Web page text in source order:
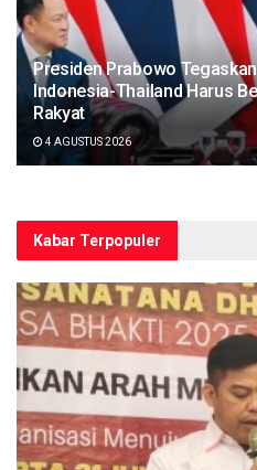
Presiden Prabowo
Indonesia-Thailand Harus
Rakyat
4 AGUSTUS 2026
Kabar Terpopuler